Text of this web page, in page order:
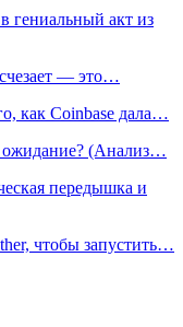
гениальный акт из
— это…
как Coinbase дала…
ожидание? (Анализ…
передышка и
чтобы запустить…